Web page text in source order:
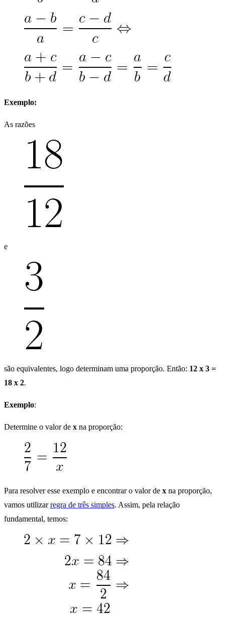
Exemplo:
As razões
e
são equivalentes, logo determinam uma proporção. Então: 12 x 3 =
18 x 2.
Exemplo:
Determine o valor de x na proporção:
Para resolver esse exemplo e encontrar o valor de x na proporção,
vamos utilizarregra de três simples. Assim, pela relação
fundamental, temos: